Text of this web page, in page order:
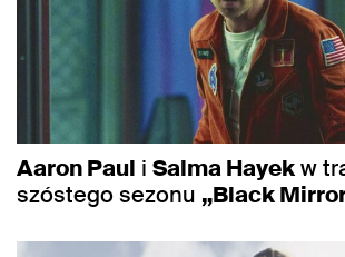
Aaron Paul i Salma Hayekw
szóstego sezonu „Black